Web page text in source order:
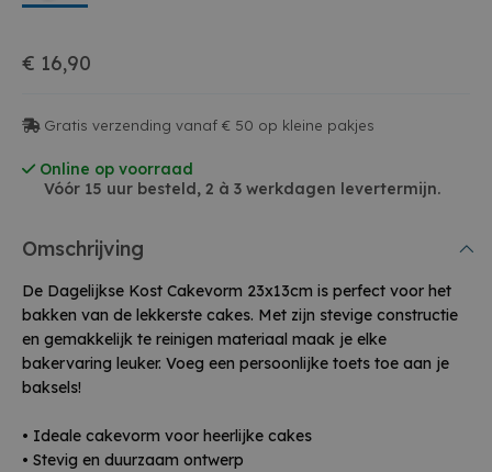
€ 16,90
Gratis verzending vanaf € 50 op kleine pakjes
Online op voorraad
Vóór 15 uur besteld, 2 à 3 werkdagen levertermijn.
Omschrijving
De Dagelijkse Kost Cakevorm 23x13cm is perfect voor het
bakken van de lekkerste cakes. Met zijn stevige constructie
en gemakkelijk te reinigen materiaal maak je elke
bakervaring leuker. Voeg een persoonlijke toets toe aan je
baksels!
• Ideale cakevorm voor heerlijke cakes
• Stevig en duurzaam ontwerp